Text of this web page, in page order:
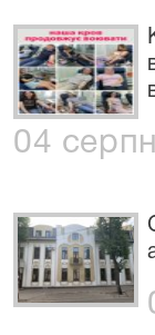
04